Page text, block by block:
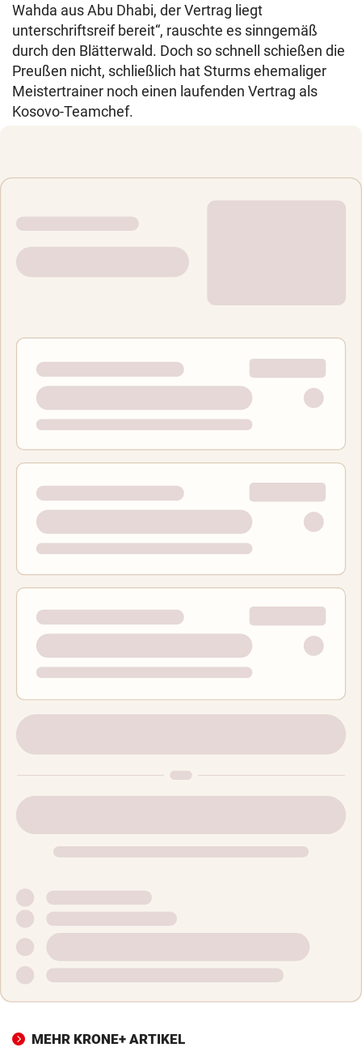
Wahda aus Abu Dhabi, der Vertrag liegt
unterschriftsreif bereit“, rauschte es sinngemäß
durch den Blätterwald. Doch so schnell schießen die
Preußen nicht, schließlich hat Sturms ehemaliger
Meistertrainer noch einen laufenden Vertrag als
Kosovo-Teamchef.
MEHR KRONE+ ARTIKEL